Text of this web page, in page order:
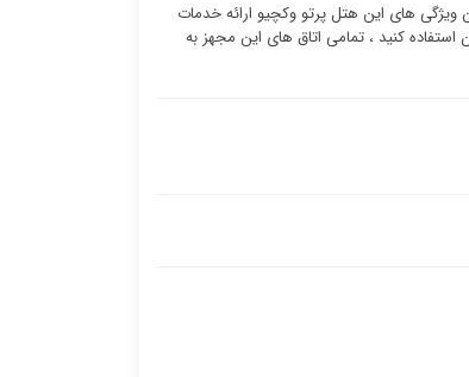
ویژگی های این هتل پرتو وکچیو ارائه خدمات
کنید ، تمامی اتاق های این مجهز به